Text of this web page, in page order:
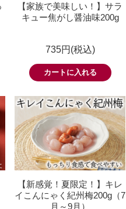
【家族で美味しい！】サラ
キュー焦がし醤油味200g
735円(税込)
【新感覚！夏限定！】キレ
イこんにゃく紀州梅200g（7
月～9月）